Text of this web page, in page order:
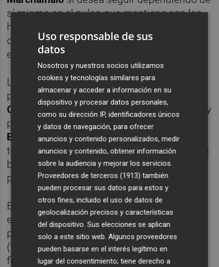
sí mismo en el pulso que mantiene con los
hombres de negro (ahora mismo la ventaja
de estos es de 5 puntos) por el campeonato
en el grupo 5.
Los goles deBenjayCristian Herrera
primer tiempo y deKecojevic,Josiel
Carmona
en el segundo, le bastan al Intercity
para conseguir en laCiudad Deportiva de
Bunyolsu decimoctava victoria de la
temporada (además de seguir mejorando su
balance de goles) y quedar a solo medio
paso de la Primera RFEF.
El próximo domingo (desde las 12 horas) el
equipo de Siviero recibe al
El Ejido
por su parte, deberá jugar a domicilio
(también el domingo a las 12 horas) con el
filial delGranada. Si los rojillos ganan al
Uso responsable de sus
datos
Nosotros y nuestros socios utilizamos
cookies y tecnologías similares para
almacenar y acceder a información en su
dispositivo y procesar datos personales,
como su dirección IP, identificadores únicos
y datos de navegación, para ofrecer
anuncios y contenido personalizados, medir
anuncios y contenido, obtener información
sobre la audiencia y mejorar los servicios.
Proveedores de terceros (1913) también
pueden procesar sus datos para estos y
otros fines, incluido el uso de datos de
geolocalización precisos y características
del dispositivo. Sus elecciones se aplican
solo a este sitio web. Algunos proveedores
pueden basarse en el interés legítimo en
lugar del consentimiento; tiene derecho a